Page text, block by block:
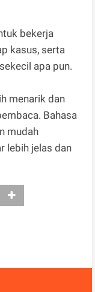
bekerja
kasus, serta
apa pun.
menarik dan
Bahasa
mudah
lebih jelas dan